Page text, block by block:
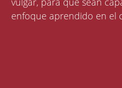
enfoque aprendido en el